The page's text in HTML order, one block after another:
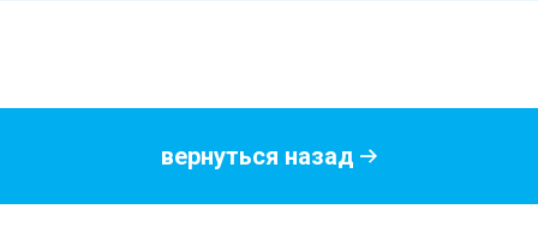
вернуться назад